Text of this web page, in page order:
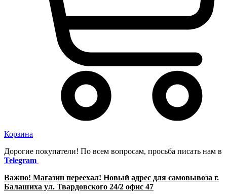
Корзина
Дорогие покупатели! По всем вопросам, просьба писать нам в
Telegram
Важно! Магазин переехал! Новый адрес для самовывоза г.
Балашиха ул. Твардовского 24/2 офис 47